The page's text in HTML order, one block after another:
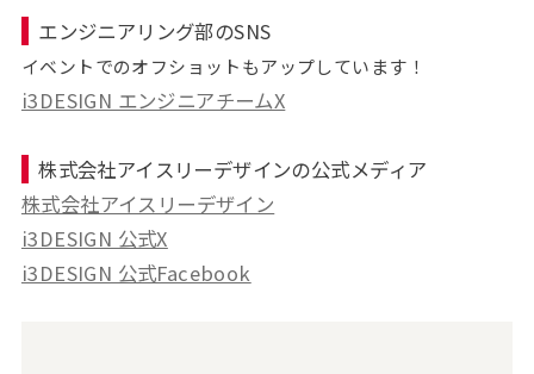
エンジニアリング部のSNS
イベントでのオフショットもアップしています！
i3DESIGN エンジニアチームX
株式会社アイスリーデザインの公式メディア
株式会社アイスリーデザイン
i3DESIGN 公式X
i3DESIGN 公式Facebook